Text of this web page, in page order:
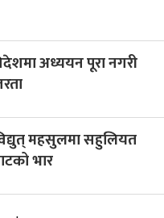
अध्ययन पूरा नगरी
महसुलमा सहुलियत
भार